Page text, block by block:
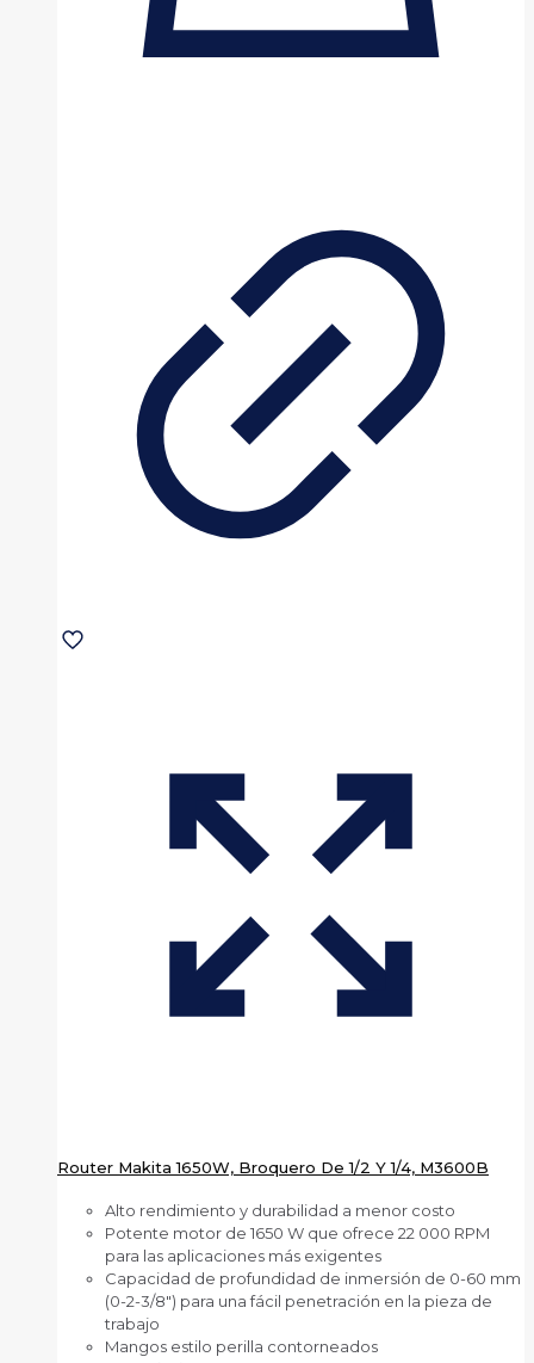
Router Makita 1650W, Broquero De 1/2 Y 1/4, M3600B
Alto rendimiento y durabilidad a menor costo
Potente motor de 1650 W que ofrece 22 000 RPM
para las aplicaciones más exigentes
Capacidad de profundidad de inmersión de 0-60 mm
(0-2-3/8″) para una fácil penetración en la pieza de
trabajo
Mangos estilo perilla contorneados